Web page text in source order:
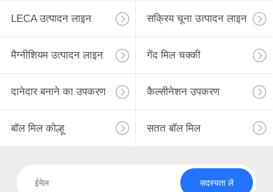
LECA उत्पादन लाइन सक्रिय चूना उत्पादन लाइन
मैग्नीशियम उत्पादन लाइन गेंद मिल चक्की
दानेदार बनाने का उपकरण कैल्सीनेशन उपकरण
बॉल मिल कोल्हू सतत बॉल मिल
सदस्यता लें